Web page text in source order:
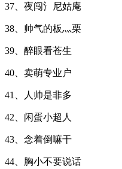
37、夜闯氵尼姑庵
38、帅气的板灬栗
39、醉眼看苍生
40、卖萌专业户
41、人帅是非多
42、闲蛋小超人
43、念着倒嘛干
44、胸小不要说话